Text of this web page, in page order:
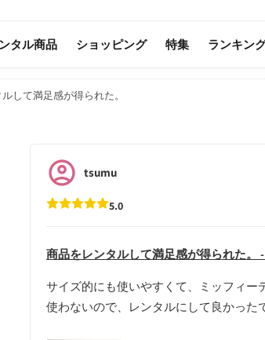
タル商品 ショッピング 特集 ランキン
して満足感が得られた。
5.0
tsumu
商品をレンタルして満足感が得られた。
サイズ的にも使いやすくて、ミッフィ
使わないので、レンタルにして良かった